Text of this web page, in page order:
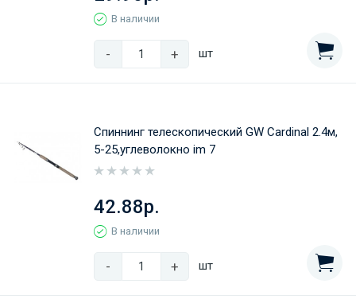
В наличии
- + шт
Спиннинг телескопический GW Cardinal 2.4м,
5-25,углеволокно im 7
42.88р.
В наличии
- + шт